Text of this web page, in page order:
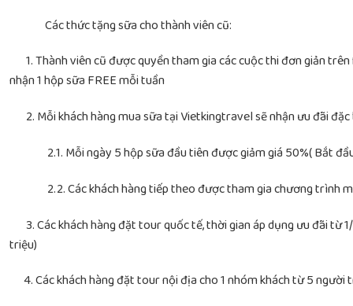
Các thức tặng sữa cho thành viên cũ:
1. Thành viên cũ được quyền tham gia các cuộc thi đơn giản
nhận 1 hộp sữa FREE mỗi tuần
2. Mỗi khách hàng mua sữa tại Vietkingtravel sẽ nhận ưu đãi
2.1. Mỗi ngày 5 hộp sữa đầu tiên được giảm giá 50%( Bắt
2.2. Các khách hàng tiếp theo được tham gia chương trình
3. Các khách hàng đặt tour quốc tế, thời gian áp dụng ưu đãi từ
triệu)
4. Các khách hàng đặt tour nội địa cho 1 nhóm khách từ 5 người